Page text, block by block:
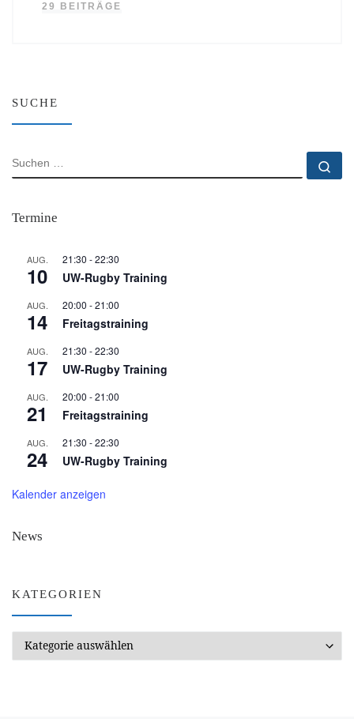
29 BEITRÄGE
SUCHE
SUCHE
Termine
AUG.
10
21:30 -22:30
UW-Rugby Training
AUG.
14
20:00 -21:00
Freitagstraining
AUG.
17
21:30 -22:30
UW-Rugby Training
AUG.
21
20:00 -21:00
Freitagstraining
AUG.
24
21:30 -22:30
UW-Rugby Training
Kalender anzeigen
News
KATEGORIEN